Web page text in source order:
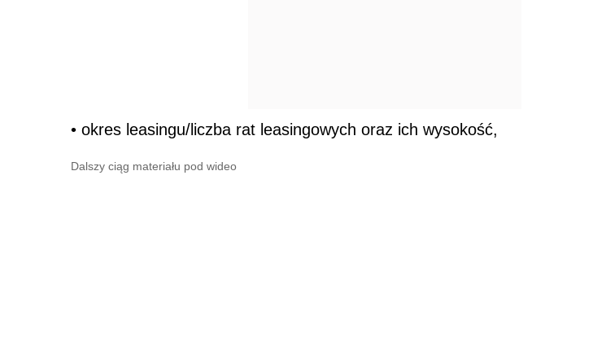
• okres leasingu/liczba rat leasingowych oraz ich wysokość,
Dalszy ciąg materiału pod wideo